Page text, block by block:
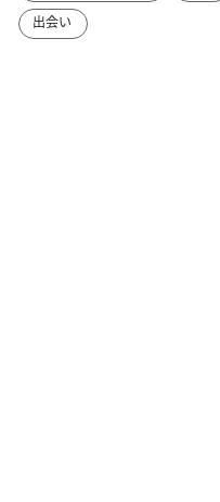
出会い